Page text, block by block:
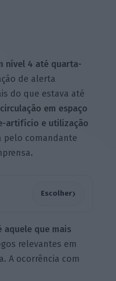
nível 4 até quarta-
de alerta
do que estava até
em espaço
artifício e utilização
pelo comandante
Escolher›
aquele que mais
relevantes em
A ocorrência com